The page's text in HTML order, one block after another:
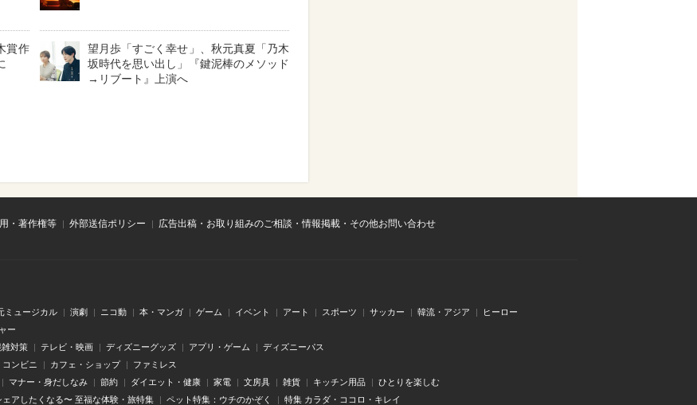
賞作
望月歩「すごく幸せ」、秋元真夏「乃木
坂時代を思い出し」『鍵泥棒のメソッド
→リブート』上演へ
・著作権等 外部送信ポリシー
広告出稿・お取り組みのご相談・情報掲載・その他お問い合わせ
ミュージカル 演劇 ニコ動 本・マンガ ゲーム イベント アート スポーツ サッカー 韓流・アジア ヒーロー
ー
雑対策 テレビ・映画 ディズニーグッズ アプリ・ゲーム ディズニーパス
コンビニ カフェ・ショップ ファミレス
マナー・身だしなみ 節約 ダイエット・健康 家電 文房具 雑貨 キッチン用品 ひとりを楽しむ
ェアしたくなる〜 至福な体験・旅特集 ペット特集：ウチのかぞく 特集 カラダ・ココロ・キレイ